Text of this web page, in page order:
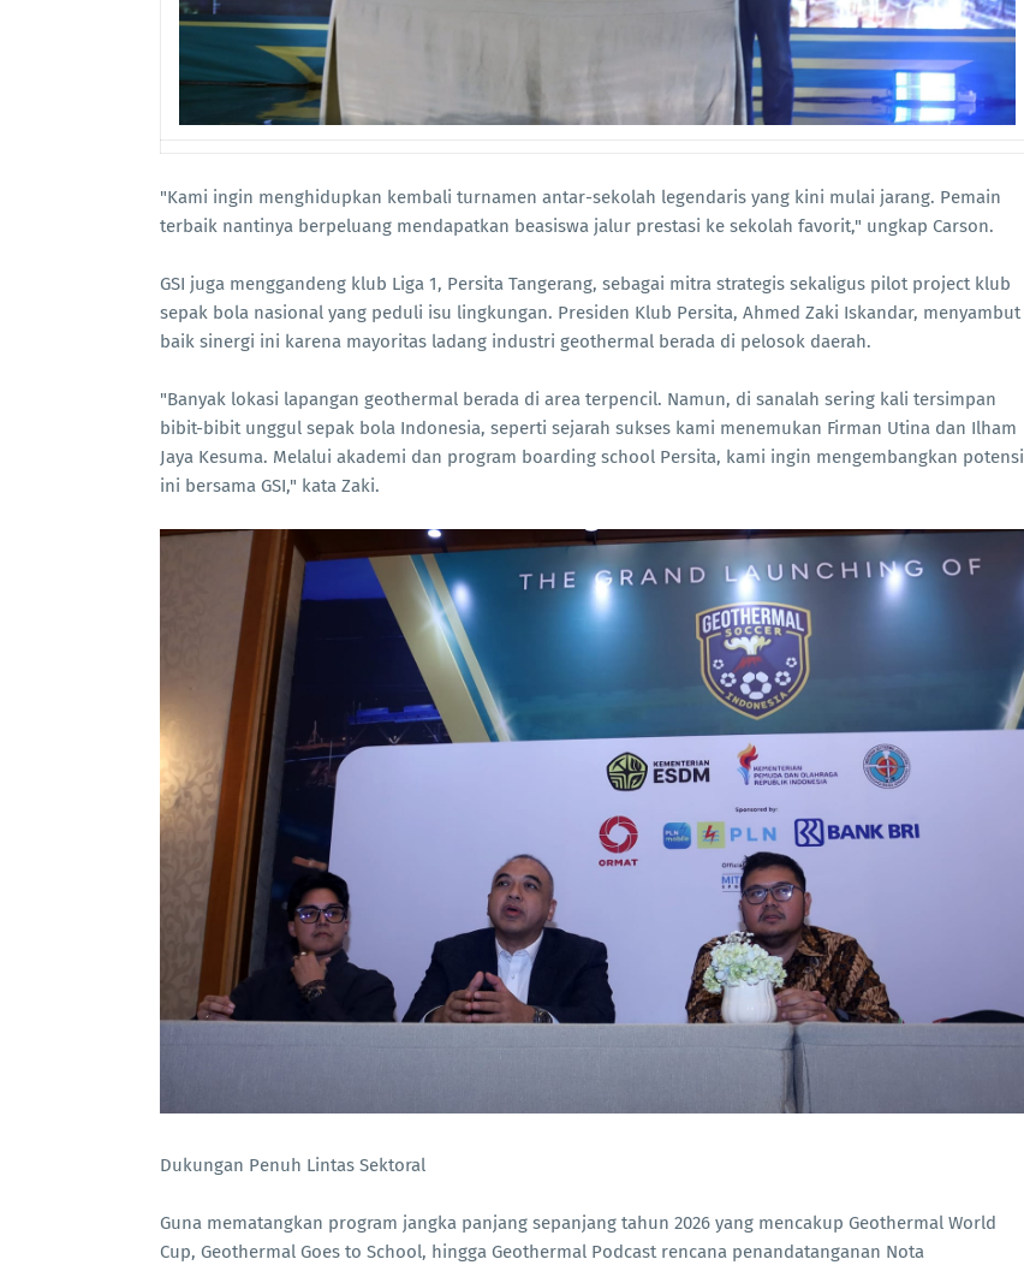
"Kami ingin menghidupkan kembali turnamen antar-sekolah legendaris yang kini mulai jarang. Pemain
terbaik nantinya berpeluang mendapatkan beasiswa jalur prestasi ke sekolah favorit," ungkap Carson.
GSI juga menggandeng klub Liga 1, Persita Tangerang, sebagai mitra strategis sekaligus pilot project klub
sepak bola nasional yang peduli isu lingkungan. Presiden Klub Persita, Ahmed Zaki Iskandar, menyambut
baik sinergi ini karena mayoritas ladang industri geothermal berada di pelosok daerah.
"Banyak lokasi lapangan geothermal berada di area terpencil. Namun, di sanalah sering kali tersimpan
bibit-bibit unggul sepak bola Indonesia, seperti sejarah sukses kami menemukan Firman Utina dan Ilham
Jaya Kesuma. Melalui akademi dan program boarding school Persita, kami ingin mengembangkan potensi
ini bersama GSI," kata Zaki.
Dukungan Penuh Lintas Sektoral
Guna mematangkan program jangka panjang sepanjang tahun 2026 yang mencakup Geothermal World
Cup, Geothermal Goes to School, hingga Geothermal Podcast rencana penandatanganan Nota